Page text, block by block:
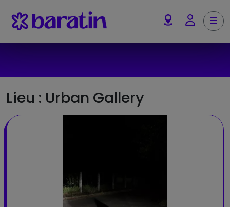
Account
Lieu : Urban Gallery